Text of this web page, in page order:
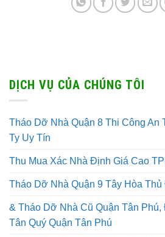
DỊCH VỤ CỦA CHÚNG TÔI
Tháo Dỡ Nhà Quận 8 Thi Công An
Ty Uy Tín
Thu Mua Xác Nhà Định Giá Cao
Tháo Dỡ Nhà Quận 9 Tây Hòa
& Tháo Dỡ Nhà Cũ Quận Tân
Tân Quý Quận Tân Phú